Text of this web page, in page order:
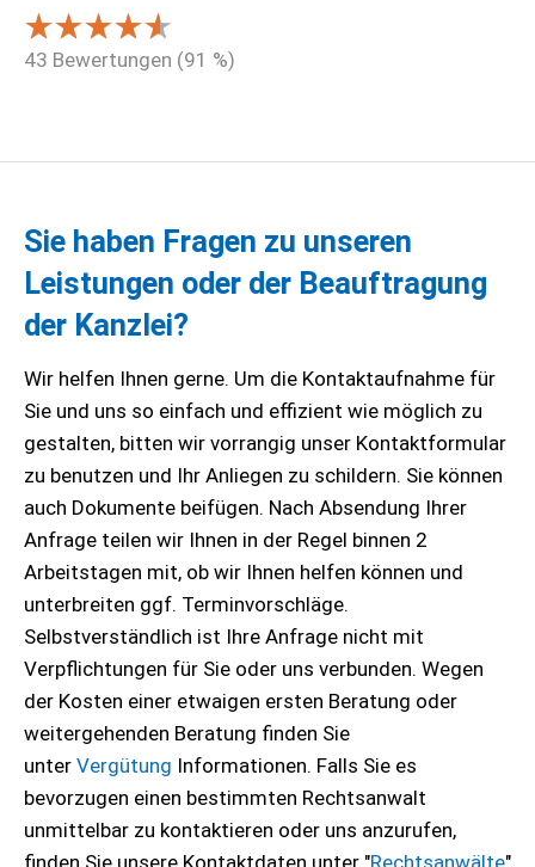
43 Bewertungen (91 %)
Sie haben Fragen zu unseren
Leistungen oder der Beauftragung
der Kanzlei?
Wir helfen Ihnen gerne. Um die Kontaktaufnahme für
Sie und uns so einfach und effizient wie möglich zu
gestalten, bitten wir vorrangig unser Kontaktformular
zu benutzen und Ihr Anliegen zu schildern. Sie können
auch Dokumente beifügen. Nach Absendung Ihrer
Anfrage teilen wir Ihnen in der Regel binnen 2
Arbeitstagen mit, ob wir Ihnen helfen können und
unterbreiten ggf. Terminvorschläge.
Selbstverständlich ist Ihre Anfrage nicht mit
Verpflichtungen für Sie oder uns verbunden. Wegen
der Kosten einer etwaigen ersten Beratung oder
weitergehenden Beratung finden Sie
unter Vergütung Informationen. Falls Sie es
bevorzugen einen bestimmten Rechtsanwalt
unmittelbar zu kontaktieren oder uns anzurufen,
finden Sie unsere Kontaktdaten unter "Rechtsanwälte"